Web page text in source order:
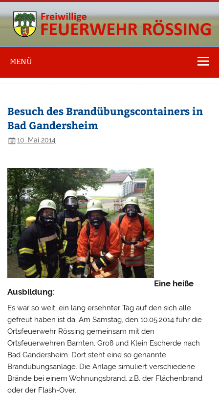
Freiwillige
Feuerwehr
Rössing
MENÜ
Besuch des Brandübungscontainers in
Bad Gandersheim
10. Mai 2014
Eine heiße
Ausbildung:
Es war so weit, ein lang ersehnter Tag auf den sich alle
gefreut haben ist da. Am Samstag, den 10.05.2014 fuhr die
Ortsfeuerwehr Rössing gemeinsam mit den
Ortsfeuerwehren Barnten, Groß und Klein Escherde nach
Bad Gandersheim. Dort steht eine so genannte
Brandübungsanlage. Die Anlage simuliert verschiedene
Brände bei einem Wohnungsbrand, z.B. der Flächenbrand
oder der Flash-Over.